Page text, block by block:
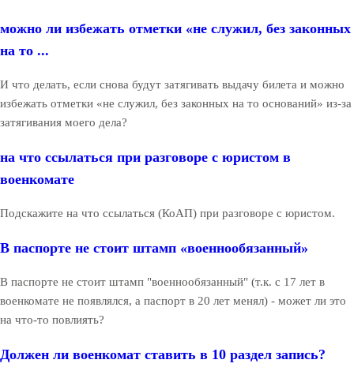
можно ли избежать отметки «не служил, без законных
на то ...
И что делать, если снова будут затягивать выдачу билета и можно
избежать отметки «не служил, без законных на то оснований» из-за
затягивания моего дела?
на что ссылаться при разговоре с юристом в
военкомате
Подскажите на что ссылаться (КоАП) при разговоре с юристом.
В паспорте не стоит штамп «военнообязанный»
В паспорте не стоит штамп "военнообязанный" (т.к. с 17 лет в
военкомате не появлялся, а паспорт в 20 лет менял) - может ли это
на что-то повлиять?
Должен ли военкомат ставить в 10 раздел запись?